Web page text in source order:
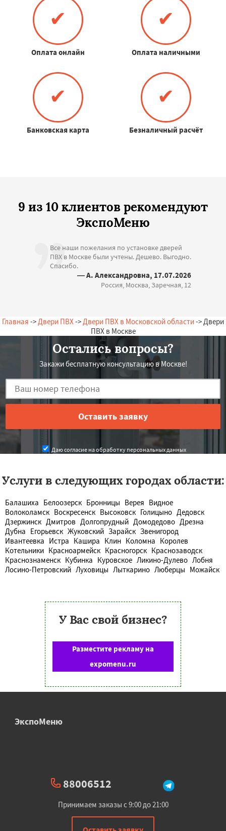
✔
Оплата онлайн
✔
Оплата наличными
✔
Банковская карта
✔
Безналичный расчёт
9 из 10 клиентов рекомендуют
ЭкспоМеню
Все наши пожелания по установке дверей
ПВХ в Москве были учтены. Дешево. Выгодно.
Спасибо.
— А. Александровна, 17.07.2026
Россия, Москва, Заречная, 12
Главная -> Двери ПВХ -> Двери ПВХ в Московской области-> Двери
ПВХ в Москве
Остались вопросы?
Закажи бесплатную консультацию в Москве!
Даю согласие на обработку персональных данных
Услуги в следующих городах области:
Балашиха Белоозерск Бронницы Верея Видное
Волоколамск Воскресенск Высоковск Голицыно Дедовск
Дзержинск Дмитров Долгопрудный Домодедово Дрезна
Дубна Егорьевск Жуковский Зарайск Звенигород
Ивантеевка Истра Кашира Клин Коломна Королев
Котельники Красноармейск Красногорск Краснозаводск
Краснознаменск Кубинка Куровское Ликино-Дулево Лобня
Лосино-Петровский Луховицы Лыткарино Люберцы Можайск
У Вас свой бизнес?
Разместите рекламу на
expomenu.ru
ЭкспоМеню
88006512
Принимаем заказы с 9:00 до 21:00